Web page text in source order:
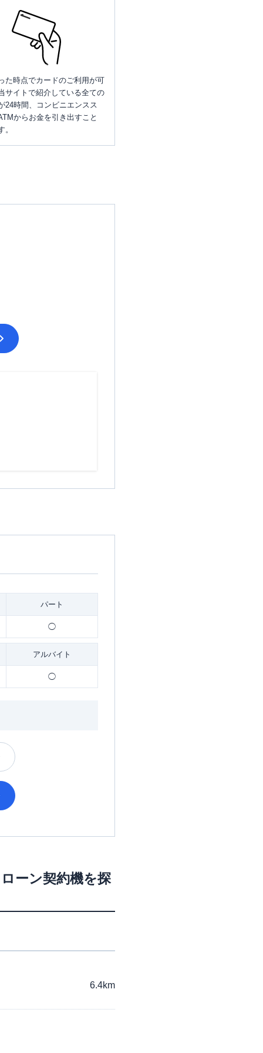
た時点でカードのご利用が可
サイトで紹介している全ての
24時間、コンビニエンスス
からお金を引き出すこと
。
パート
◯
アルバイト
◯
ーン契約機を探
6.4km